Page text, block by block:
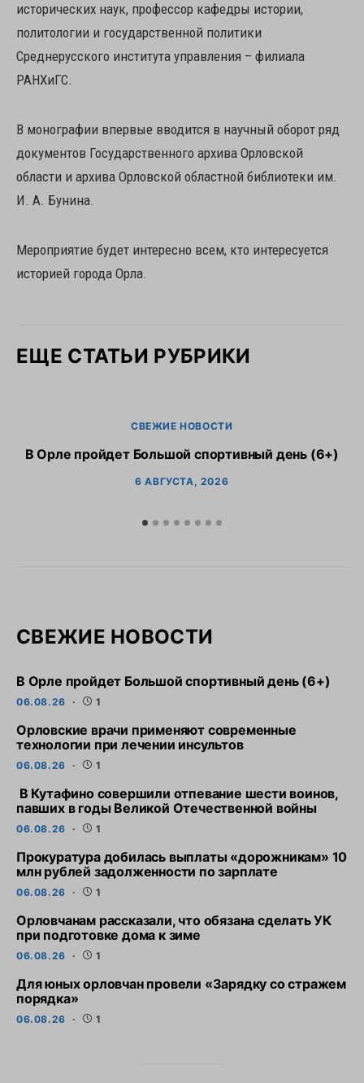
исторических наук, профессор кафедры истории,
политологии и государственной политики
Среднерусского института управления – филиала
РАНХиГС.
В монографии впервые вводится в научный оборот ряд
документов Государственного архива Орловской
области и архива Орловской областной библиотеки им.
И. А. Бунина.
Мероприятие будет интересно всем, кто интересуется
историей города Орла.
ЕЩЕ СТАТЬИ РУБРИКИ
СВЕЖИЕ НОВОСТИ
В Орле пройдет Большой спортивный день (6+)
6 АВГУСТА, 2026
СВЕЖИЕ НОВОСТИ
В Орле пройдет Большой спортивный день (6+)
06.08.26 1
Орловские врачи применяют современные
технологии при лечении инсультов
06.08.26 1
В Кутафино совершили отпевание шести воинов,
павших в годы Великой Отечественной войны
06.08.26 1
Прокуратура добилась выплаты «дорожникам» 10
млн рублей задолженности по зарплате
06.08.26 1
Орловчанам рассказали, что обязана сделать УК
при подготовке дома к зиме
06.08.26 1
Для юных орловчан провели «Зарядку со стражем
порядка»
06.08.26 1